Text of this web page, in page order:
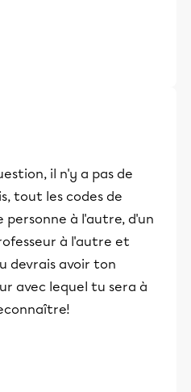
il n'y a pas de
tout les codes de
personne à l'autre, d'un
à l'autre et
devrais avoir ton
avec lequel tu sera à